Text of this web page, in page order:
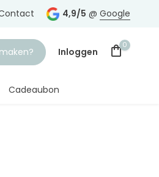
4,9/5 @ Google
Inloggen
0
Cadeaubon